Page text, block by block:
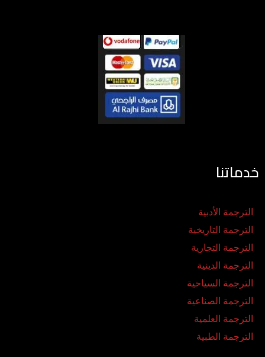
خدماتنا
الترجمة الأدبية
الترجمة التاريخية
الترجمة التجارية
الترجمة الدينية
الترجمة السياحية
الترجمة الصناعية
الترجمة العلمية
الترجمة الطبية